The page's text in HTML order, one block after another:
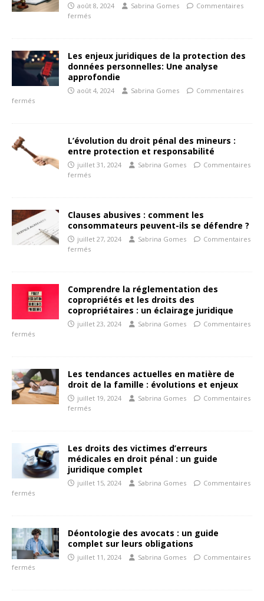
août 8, 2024 Sabrina Gomes
Commentaires
fermés
Les enjeux juridiques de la protection des
données personnelles: Une analyse
approfondie
août 4, 2024 Sabrina Gomes
Commentaires
fermés
L’évolution du droit pénal des mineurs :
entre protection et responsabilité
juillet 31, 2024 Sabrina Gomes
Commentaires
fermés
Clauses abusives : comment les
consommateurs peuvent-ils se défendre ?
juillet 27, 2024 Sabrina Gomes
Commentaires
fermés
Comprendre la réglementation des
copropriétés et les droits des
copropriétaires : un éclairage juridique
juillet 23, 2024 Sabrina Gomes
Commentaires
fermés
Les tendances actuelles en matière de
droit de la famille : évolutions et enjeux
juillet 19, 2024 Sabrina Gomes
Commentaires
fermés
Les droits des victimes d’erreurs
médicales en droit pénal : un guide
juridique complet
juillet 15, 2024 Sabrina Gomes
Commentaires
fermés
Déontologie des avocats : un guide
complet sur leurs obligations
juillet 11, 2024 Sabrina Gomes
Commentaires
fermés